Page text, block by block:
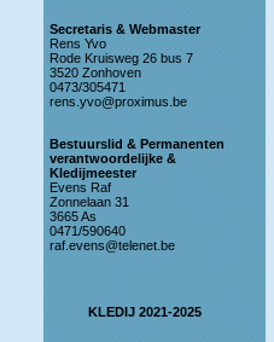
Secretaris & Webmaster
Rens Yvo
Rode Kruisweg 26 bus 7
3520 Zonhoven
0473/305471
rens.yvo@proximus.be
Bestuurslid & Permanenten
verantwoordelijke &
Kledijmeester
Evens Raf
Zonnelaan 31
3665 As
0471/590640
raf.evens@telenet.be
KLEDIJ 2021-2025